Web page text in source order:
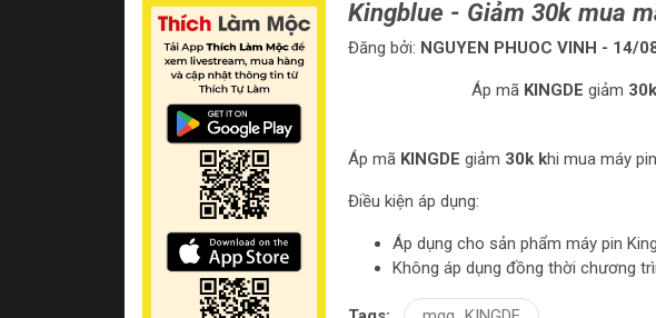
Kingblue - Giảm 30k mua
Đăng bởi: NGUYEN PHUOC VINH - 14/
Áp mã KINGDE giảm 30k
Áp mã KINGDE giảm 30k khi mua máy
Điều kiện áp dụng:
Áp dụng cho sản phẩm máy pin
Không áp dụng đồng thời chương